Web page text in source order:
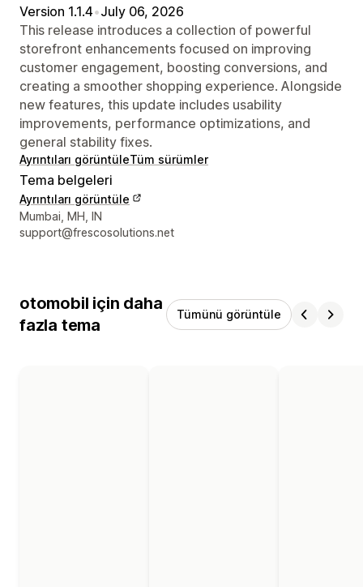
Version 1.1.4•July 06, 2026
This release introduces a collection of powerful
storefront enhancements focused on improving
customer engagement, boosting conversions, and
creating a smoother shopping experience. Alongside
new features, this update includes usability
improvements, performance optimizations, and
general stability fixes.
Ayrıntıları görüntüleTüm sürümler
Tema belgeleri
Ayrıntıları görüntüle
Tasarımcı iletişim bilgileri
Mumbai, MH, IN
support@frescosolutions.net
otomobil için daha
fazla tema
Tümünü görüntüle